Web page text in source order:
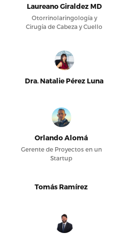
Laureano Giraldez MD
Otorrinolaringología y
Cirugía de Cabeza y Cuello
Dra. Natalie Pérez Luna
Orlando Alomá
Gerente de Proyectos en un
Startup
Tomás Ramírez